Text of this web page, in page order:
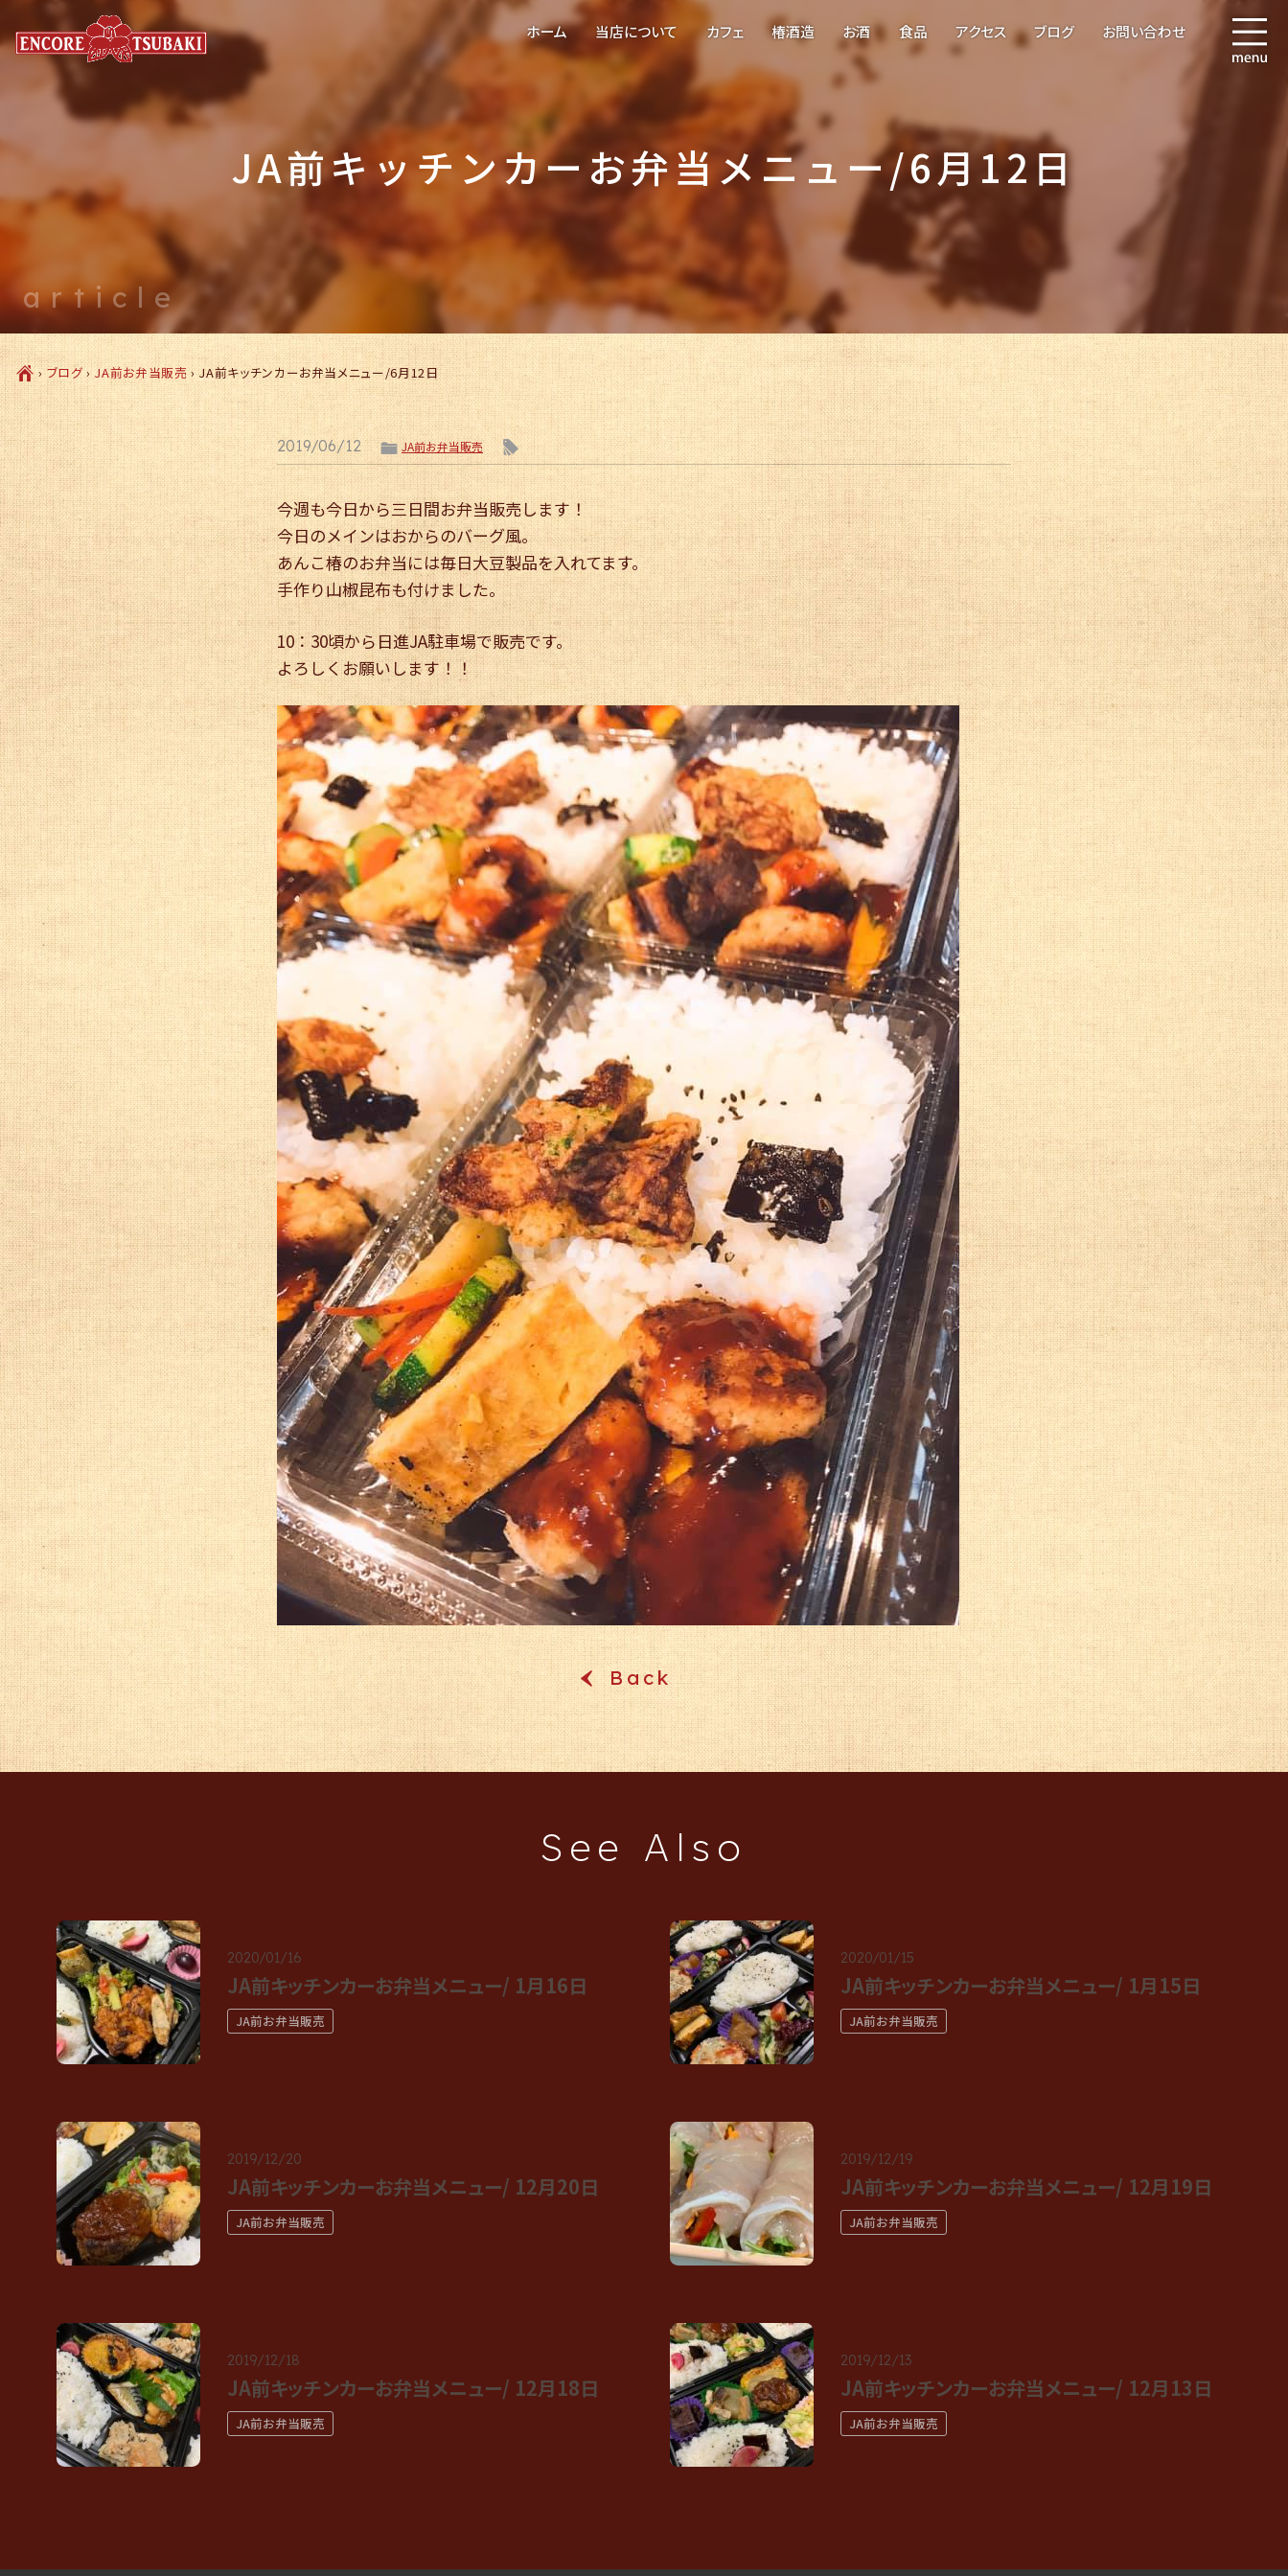
ホーム 当店について カフェ 椿酒造 お酒 食品 アクセス ブログ お問い合わせ
article
JA前キッチンカーお弁当メニュー/6月12日
Ç›ブログ›JA前お弁当販売 ›JA前キッチンカーお弁当メニュー/6月12日
2019/06/12 ëJA前お弁当販売 l
今週も今日から三日間お弁当販売します！
今日のメインはおからのバーグ風。
あんこ椿のお弁当には毎日大豆製品を入れてます。
手作り山椒昆布も付けました。
10：30頃から日進JA駐車場で販売です。
よろしくお願いします！！
‹Back
See Also
2020/01/16
JA前キッチンカーお弁当メニュー/ 1月16日
JA前お弁当販売
2020/01/15
JA前キッチンカーお弁当メニュー/ 1月15日
JA前お弁当販売
2019/12/20
JA前キッチンカーお弁当メニュー/ 12月20日
JA前お弁当販売
2019/12/19
JA前キッチンカーお弁当メニュー/ 12月19日
JA前お弁当販売
2019/12/18
JA前キッチンカーお弁当メニュー/ 12月18日
JA前お弁当販売
2019/12/13
JA前キッチンカーお弁当メニュー/ 12月13日
JA前お弁当販売